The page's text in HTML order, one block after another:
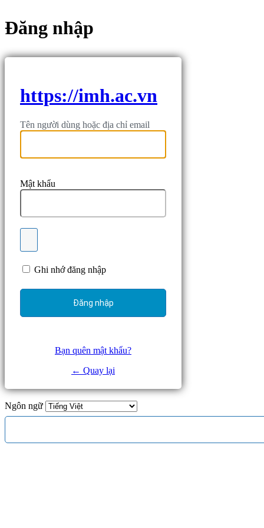
Đăng nhập
https://imh.ac.vn
Tên người dùng hoặc địa chỉ email
Mật khẩu
Ghi nhớ đăng nhập
Bạn quên mật khẩu?
← Quay lại
Ngôn ngữ